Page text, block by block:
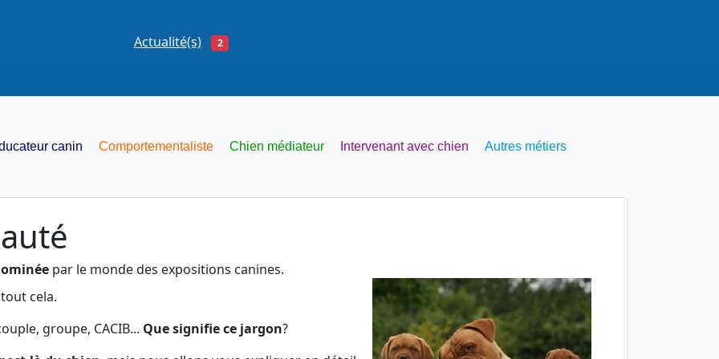
Actualité(s) 2
canin Comportementaliste Chien médiateur Intervenant avec chien Autres métiers
par le monde des expositions canines.
cela.
groupe, CACIB... Que signifie ce jargon?